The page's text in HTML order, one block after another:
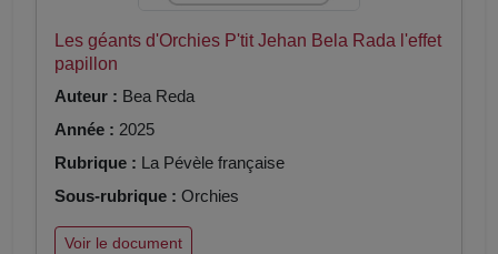
Les géants d'Orchies P'tit Jehan Bela Rada l'effet
papillon
Auteur : Bea Reda
Année : 2025
Rubrique : La Pévèle française
Sous-rubrique : Orchies
Voir le document